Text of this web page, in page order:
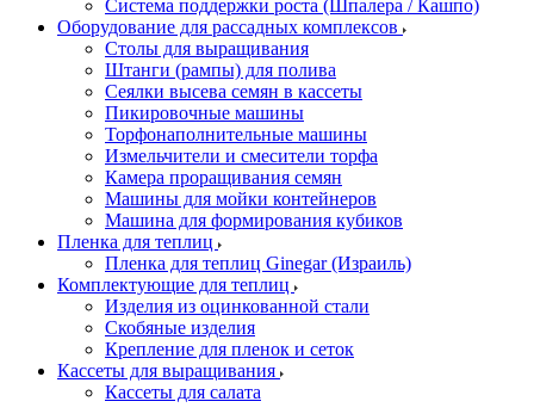
Система поддержки роста (Шпалера / Кашпо)
Оборудование для рассадных комплексов
Столы для выращивания
Штанги (рампы) для полива
Сеялки высева семян в кассеты
Пикировочные машины
Торфонаполнительные машины
Измельчители и смесители торфа
Камера проращивания семян
Машины для мойки контейнеров
Машина для формирования кубиков
Пленка для теплиц
Пленка для теплиц Ginegar (Израиль)
Комплектующие для теплиц
Изделия из оцинкованной стали
Скобяные изделия
Крепление для пленок и сеток
Кассеты для выращивания
Кассеты для салата